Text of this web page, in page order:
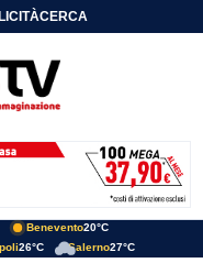
CERCA
Benevento20°C
26°C Salerno27°C